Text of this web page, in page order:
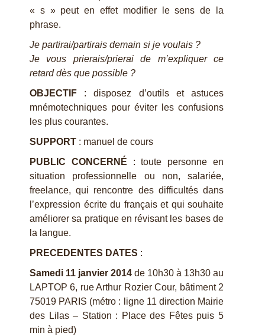
« s » peut en effet modifier le sens de la
phrase.
Je partirai/partirais demain si je voulais ?
Je vous prierais/prierai de m’expliquer ce
retard dès que possible ?
OBJECTIF : disposez d’outils et astuces
mnémotechniques pour éviter les confusions
les plus courantes.
SUPPORT : manuel de cours
PUBLIC CONCERNÉ : toute personne en
situation professionnelle ou non, salariée,
freelance, qui rencontre des difficultés dans
l’expression écrite du français et qui souhaite
améliorer sa pratique en révisant les bases de
la langue.
PRECEDENTES DATES :
Samedi 11 janvier 2014 de 10h30 à 13h30 au
LAPTOP 6, rue Arthur Rozier Cour, bâtiment 2
75019 PARIS (métro : ligne 11 direction Mairie
des Lilas – Station : Place des Fêtes puis 5
min à pied)